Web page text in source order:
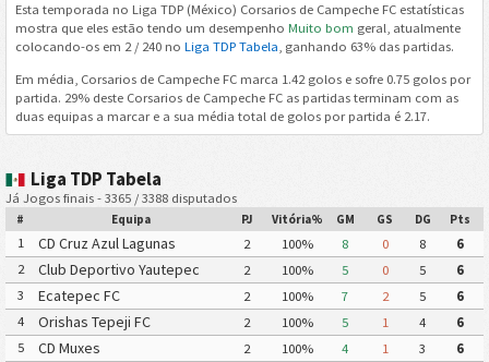
Esta temporada no Liga TDP (México) Corsarios de Campeche FC estatísticas
mostra que eles estão tendo um desempenho Muito bom geral, atualmente
colocando-os em 2 / 240 no Liga TDP Tabela, ganhando 63% das partidas.
Em média, Corsarios de Campeche FC marca 1.42 golos e sofre 0.75 golos por
partida. 29% deste Corsarios de Campeche FC as partidas terminam com as
duas equipas a marcar e a sua média total de golos por partida é 2.17.
Liga TDP Tabela
Já Jogos finais - 3365 / 3388 disputados
# Equipa PJ Vitória% GM GS DG Pts
1 CD Cruz Azul Lagunas 2 100% 8 0 8
6
2
Club Deportivo Yautepec 2 100% 5 0 5
6
3
Ecatepec FC 2 100% 7 2 5
6
4
Orishas Tepeji FC 2 100% 5 1 4
6
5
CD Muxes 2 100% 4 1 3
6